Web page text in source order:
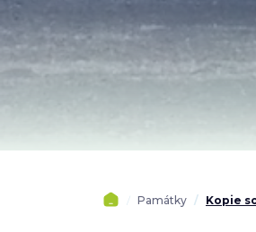
Památky Kopie